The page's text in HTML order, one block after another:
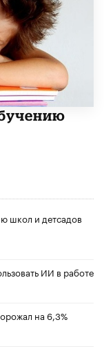
школ и детсадов
ИИ в работе
на 6,3%